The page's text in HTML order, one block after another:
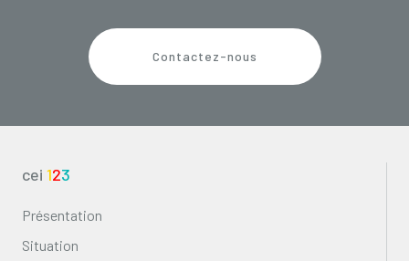
Contactez-nous
cei 123
Présentation
Situation